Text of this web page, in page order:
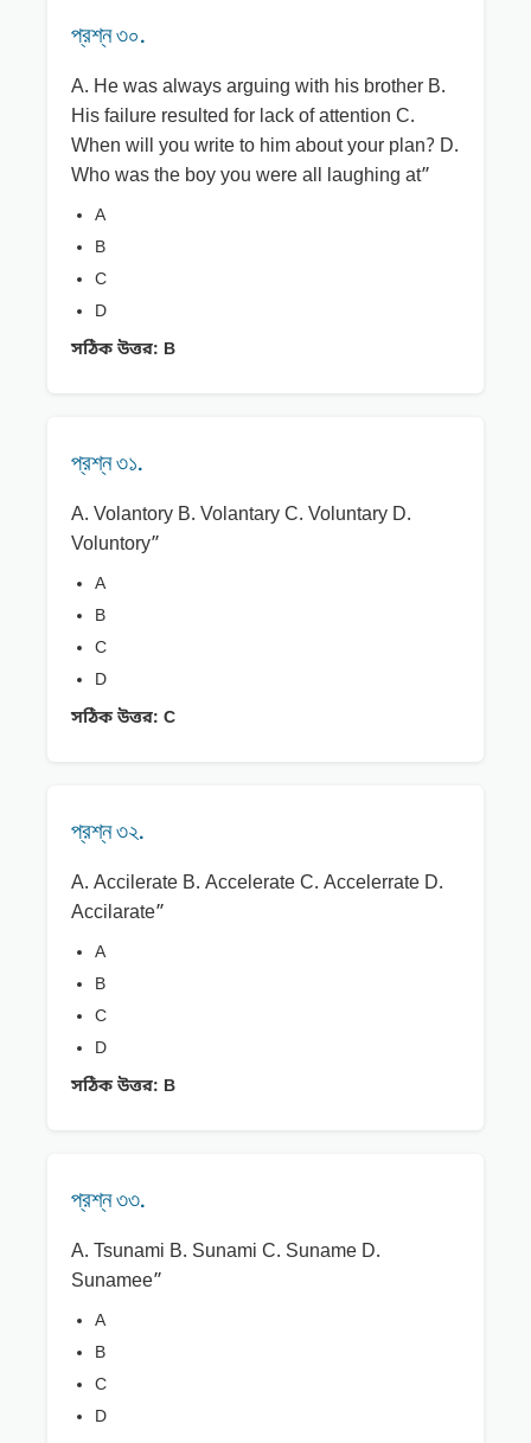
প্রশ্ন ৩০.
A. He was always arguing with his brother B.
His failure resulted for lack of attention C.
When will you write to him about your plan? D.
Who was the boy you were all laughing at”
A
B
C
D
সঠিক উত্তর: B
প্রশ্ন ৩১.
A. Volantory B. Volantary C. Voluntary D.
Voluntory”
A
B
C
D
সঠিক উত্তর: C
প্রশ্ন ৩২.
A. Accilerate B. Accelerate C. Accelerrate D.
Accilarate”
A
B
C
D
সঠিক উত্তর: B
প্রশ্ন ৩৩.
A. Tsunami B. Sunami C. Suname D.
Sunamee”
A
B
C
D